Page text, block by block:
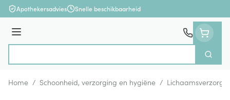
Ga naar de inhoud
Apothekersadvies Snelle beschikbaarheid
Menu
Zoek
Home / Schoonheid, verzorging en hygiëne /